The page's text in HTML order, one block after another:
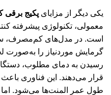
یکی دیگر از مزایای پکیج
معمولی، تکنولوژی پیشرفته
است. در مدل‌های کم‌مصرف،
گرمایش موردنیاز را
رسیدن به دمای مطلوب،
قرار می‌دهند. این فناوری
طول عمر المنت‌ها می‌شود. اما